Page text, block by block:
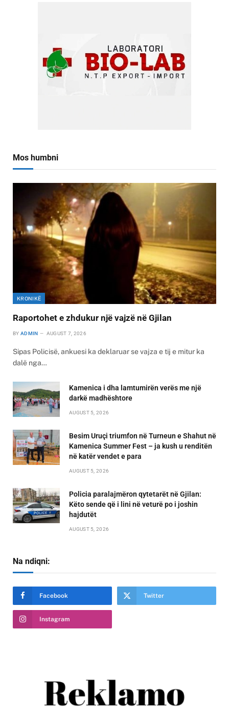
Mos humbni
KRONIKË
Raportohet e zhdukur një vajzë në Gjilan
BY ADMIN AUGUST 7, 2026
Sipas Policisë, ankuesi ka deklaruar se vajza e tij e mitur ka
dalë nga…
Kamenica i dha lamtumirën verës me një
darkë madhështore
AUGUST 5, 2026
Besim Uruçi triumfon në Turneun e Shahut në
Kamenica Summer Fest – ja kush u renditën
në katër vendet e para
AUGUST 5, 2026
Policia paralajmëron qytetarët në Gjilan:
Këto sende që i lini në veturë po i joshin
hajdutët
AUGUST 5, 2026
Na ndiqni:
Facebook Twitter
Instagram